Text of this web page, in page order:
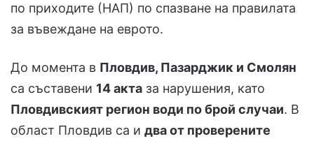
по приходите (НАП) по спазване на правилата
за въвеждане на еврото.
До момента в Пловдив, Пазарджик и Смолян
са съставени 14 акта за нарушения, като
Пловдивският регион води по брой случаи. В
област Пловдив са и два от проверените